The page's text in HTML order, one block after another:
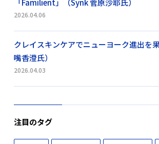
「Familient」（Synk 菅原沙耶氏）
2026.04.06
クレイスキンケアでニューヨーク進出を
嘴香澄氏）
2026.04.03
注目のタグ